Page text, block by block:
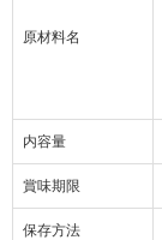
原材料名
内容量
賞味期限
保存方法